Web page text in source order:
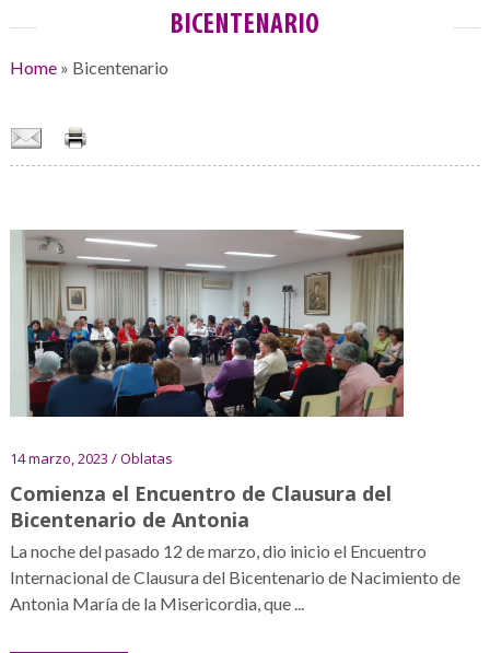
BICENTENARIO
Home» Bicentenario
14 marzo, 2023 / Oblatas
Comienza el Encuentro de Clausura del
Bicentenario de Antonia
La noche del pasado 12 de marzo, dio inicio el Encuentro
Internacional de Clausura del Bicentenario de Nacimiento de
Antonia María de la Misericordia, que ...